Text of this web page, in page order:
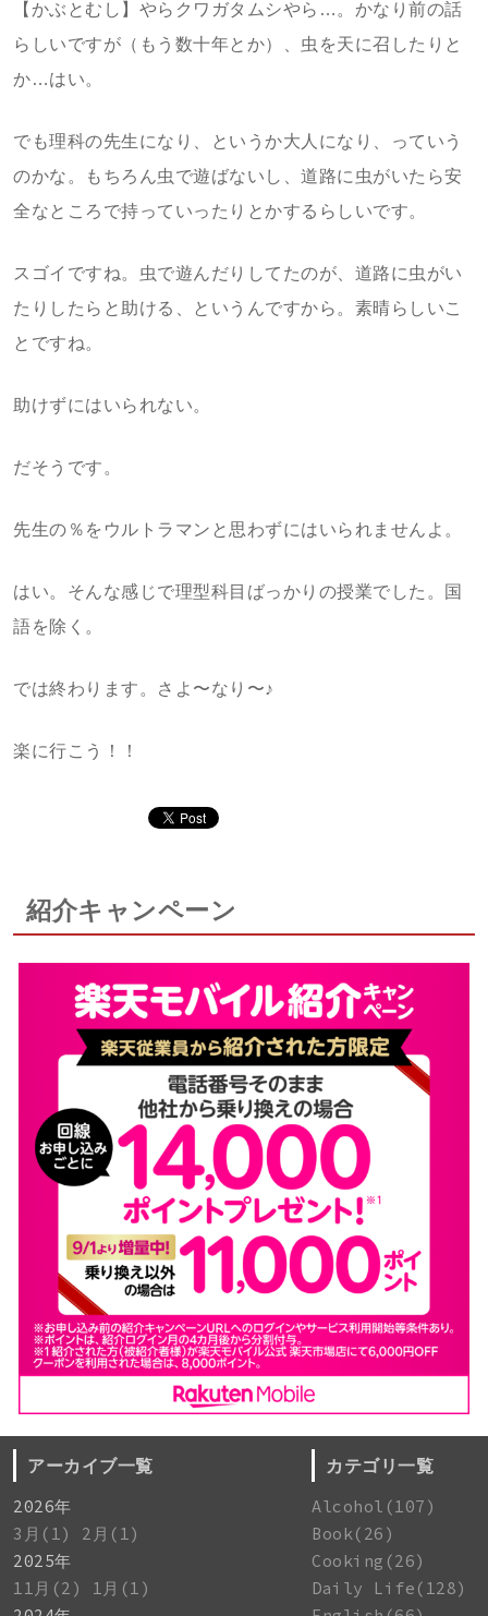
【かぶとむし】やらクワガタムシやら…。かなり前の話
らしいですが（もう数十年とか）、虫を天に召したりと
か…はい。
でも理科の先生になり、というか大人になり、っていう
のかな。もちろん虫で遊ばないし、道路に虫がいたら安
全なところで持っていったりとかするらしいです。
スゴイですね。虫で遊んだりしてたのが、道路に虫がい
たりしたらと助ける、というんですから。素晴らしいこ
とですね。
助けずにはいられない。
だそうです。
先生の％をウルトラマンと思わずにはいられませんよ。
はい。そんな感じで理型科目ばっかりの授業でした。国
語を除く。
では終わります。さよ〜なり〜♪
楽に行こう！！
紹介キャンペーン
アーカイブ一覧
2026年
3月(1)
2月(1)
2025年
11月(2)
1月(1)
カテゴリ一覧
Alcohol(107)
Book(26)
Cooking(26)
Daily Life(128)